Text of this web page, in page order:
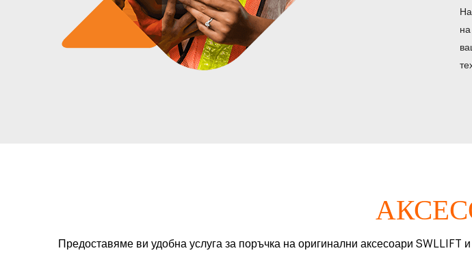
Предоставяме ви удобна услуга за поръчка на оригинални аксесоари